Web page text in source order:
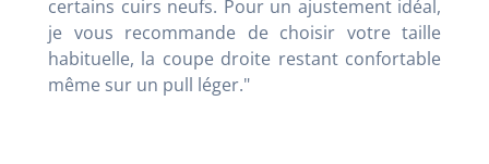
certains cuirs neufs. Pour un ajustement idéal,
je vous recommande de choisir votre taille
habituelle, la coupe droite restant confortable
même sur un pull léger."